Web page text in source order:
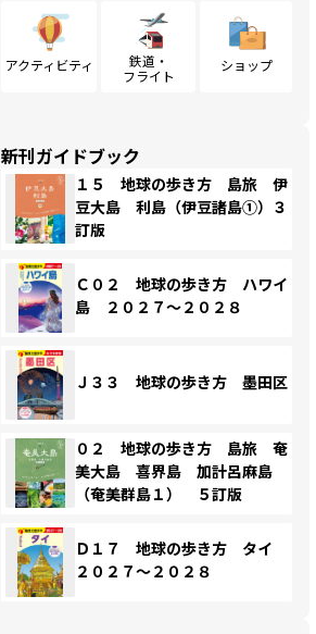
アクティビティ
鉄道・
フライト
ショップ
新刊ガイドブック
１５ 地球の歩き方 島旅 伊
豆大島 利島（伊豆諸島①）３
訂版
Ｃ０２ 地球の歩き方 ハワイ
島 ２０２７～２０２８
Ｊ３３ 地球の歩き方 墨田区
０２ 地球の歩き方 島旅 奄
美大島 喜界島 加計呂麻島
（奄美群島１） ５訂版
Ｄ１７ 地球の歩き方 タイ
２０２７～２０２８